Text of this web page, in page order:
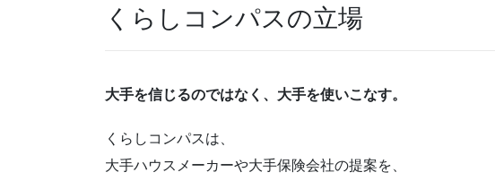
くらしコンパスの立場
大手を信じるのではなく、大手を使いこなす。
くらしコンパスは、
大手ハウスメーカーや大手保険会社の提案を、